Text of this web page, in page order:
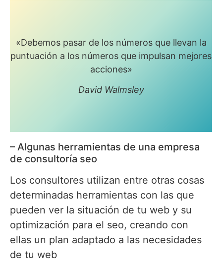
«Debemos pasar de los números que llevan la
puntuación a los números que impulsan mejores
acciones»
David Walmsley
– Algunas herramientas de una empresa
de consultoría seo
Los consultores utilizan entre otras cosas
determinadas herramientas con las que
pueden ver la situación de tu web y su
optimización para el seo, creando con
ellas un plan adaptado a las necesidades
de tu web